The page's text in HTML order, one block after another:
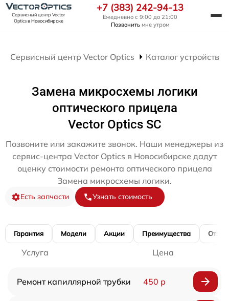
Сервисный центр Vector
Opticsв Новосибирске
+7 (383) 242-94-13
Ежедневно с 9:00 до 21:00
Позвонить мне утром
Сервисный центр Vector Optics Каталог устройств
Замена микросхемы логики
оптического прицела
Vector Optics SC
Позвоните или закажите звонок. Наши менеджеры из
сервис-центра Vector Optics в Новосибирске дадут
оценку стоимости ремонта оптического прицела
Замена микросхемы логики.
Есть запчасти Узнать стоимость
Гарантия Модели Акции Преимущества
Услуга Цена
Ремонт капиллярной трубки 450 р